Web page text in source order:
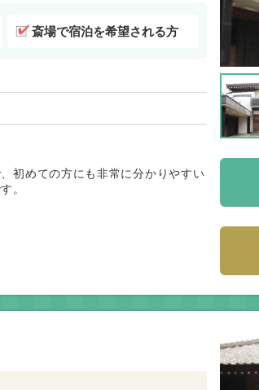
斎場で宿泊を希望される方
初めての方にも非常に分かりやすい
。